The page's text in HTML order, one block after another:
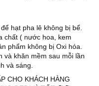
hạt pha lê không bị bể.
chất ( nước hoa, kem
phẩm không bị Oxi hóa.
và khăn mềm sau mỗi lần
và sáng.
CHO KHÁCH HÀNG